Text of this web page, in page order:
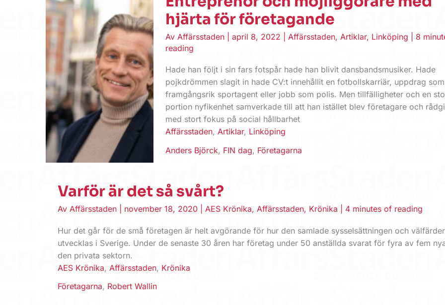
hjärta för företagande
Av Affärsstaden |april 8, 2022 Affärsstaden, Artiklar, Linköping
8
reading
Hade han följt i sin fars fotspår hade han blivit dansbandsmusiker. Hade
pojkdrömmen slagit in hade CV:t innehållit en fotbollskarriär, uppdrag som
framgångsrik sportagent eller jobb som polis. Men tillfälligheter och en
portion nyfikenhet samverkade till att han istället blev företagare och
med stort fokus på social hållbarhet
Affärsstaden, Artiklar, Linköping
Anders Björck, FIN dag, Företagarna
Varför är det så svårt?
Av Affärsstaden november 18, 2020 AES Krönika, Affärsstaden, Krönika 4 minutes of reading
Hur det går för de små företagen är helt avgörande för hur den samlade sysselsättningen och
utvecklas i Sverige. Under de senaste 30 åren har företag under 50 anställda svarat för fyra av fem
den privata sektorn.
AES Krönika, Affärsstaden, Krönika
Företagarna, Robert Wallin